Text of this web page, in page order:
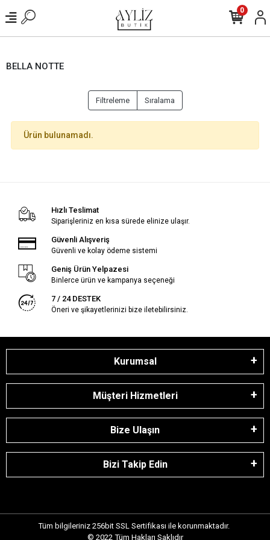
0
BELLA NOTTE
Filtreleme Sıralama
Ürün bulunamadı.
Hızlı Teslimat
Siparişleriniz en kısa sürede elinize ulaşır.
Güvenli Alışveriş
Güvenli ve kolay ödeme sistemi
Geniş Ürün Yelpazesi
Binlerce ürün ve kampanya seçeneği
7 / 24 DESTEK
Öneri ve şikayetlerinizi bize iletebilirsiniz.
Kurumsal
Müşteri Hizmetleri
Bize Ulaşın
Bizi Takip Edin
Tüm bilgileriniz 256bit SSL Sertifikası ile korunmaktadır.
© 2022 Tüm Hakları Saklıdır